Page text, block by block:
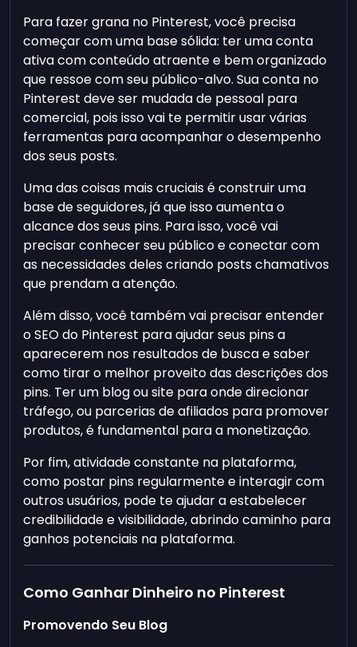
Para fazer grana no Pinterest, você precisa
começar com uma base sólida: ter uma conta
ativa com conteúdo atraente e bem organizado
que ressoe com seu público-alvo. Sua conta no
Pinterest deve ser mudada de pessoal para
comercial, pois isso vai te permitir usar várias
ferramentas para acompanhar o desempenho
dos seus posts.
Uma das coisas mais cruciais é construir uma
base de seguidores, já que isso aumenta o
alcance dos seus pins. Para isso, você vai
precisar conhecer seu público e conectar com
as necessidades deles criando posts chamativos
que prendam a atenção.
Além disso, você também vai precisar entender
o SEO do Pinterest para ajudar seus pins a
aparecerem nos resultados de busca e saber
como tirar o melhor proveito das descrições dos
pins. Ter um blog ou site para onde direcionar
tráfego, ou parcerias de afiliados para promover
produtos, é fundamental para a monetização.
Por fim, atividade constante na plataforma,
como postar pins regularmente e interagir com
outros usuários, pode te ajudar a estabelecer
credibilidade e visibilidade, abrindo caminho para
ganhos potenciais na plataforma.
Como Ganhar Dinheiro no Pinterest
Promovendo Seu Blog